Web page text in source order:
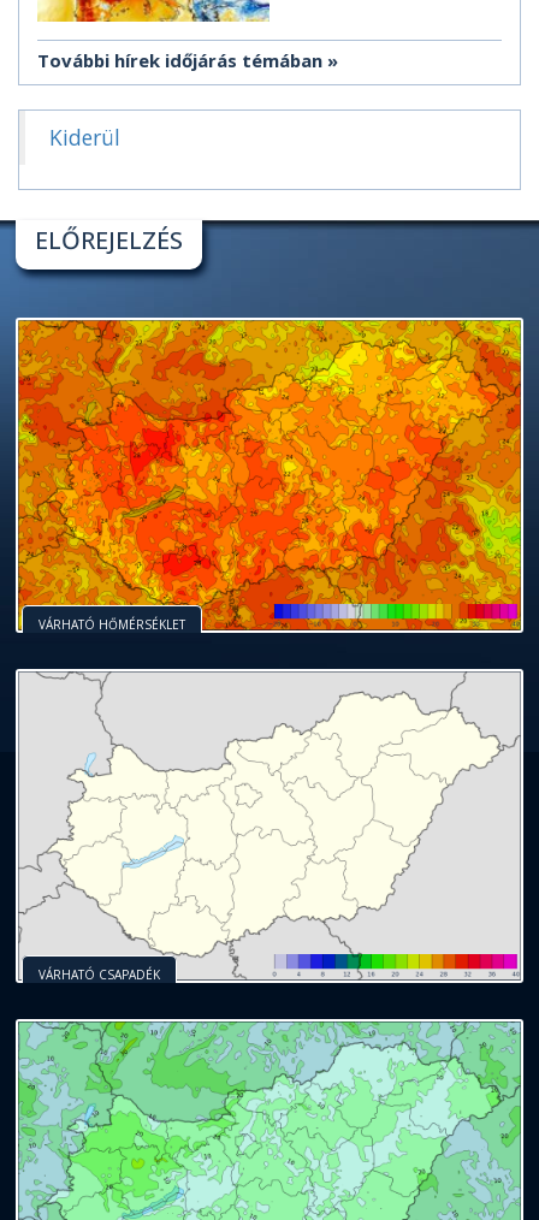
További hírek időjárás témában
Kiderül
ELŐREJELZÉS
VÁRHATÓ HŐMÉRSÉKLET
VÁRHATÓ CSAPADÉK